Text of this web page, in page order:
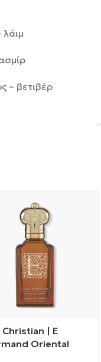
– βετιβέρ
Christian | E
Oriental